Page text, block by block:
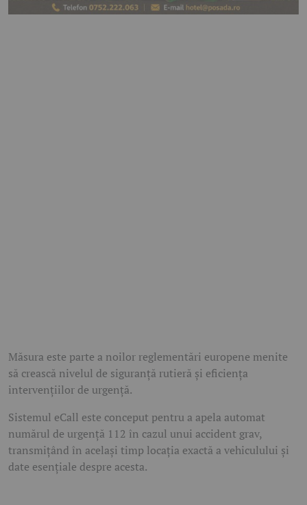
Măsura este parte a noilor reglementări europene menite
să crească nivelul de siguranță rutieră și eficiența
intervențiilor de urgență.
Sistemul eCall este conceput pentru a apela automat
numărul de urgență 112 în cazul unui accident grav,
transmițând în același timp locația exactă a vehiculului și
date esențiale despre acesta.